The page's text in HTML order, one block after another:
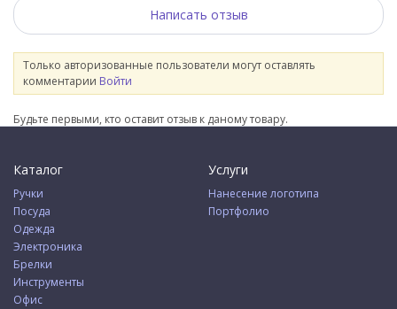
Написать отзыв
Только авторизованные пользователи могут оставлять
комментарии Войти
Будьте первыми, кто оставит отзыв к даному товару.
Каталог
Ручки
Посуда
Одежда
Электроника
Брелки
Инструменты
Офис
Услуги
Нанесение логотипа
Портфолио